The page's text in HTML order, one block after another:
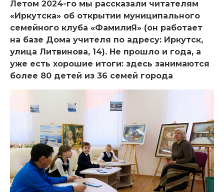
Летом 2024-го мы рассказали читателям
«Иркутска» об открытии муниципального
семейного клуба «ФамилиЯ» (он работает
на базе Дома учителя по адресу: Иркутск,
улица Литвинова, 14). Не прошло и года, а
уже есть хорошие итоги: здесь занимаются
более 80 детей из 36 семей города